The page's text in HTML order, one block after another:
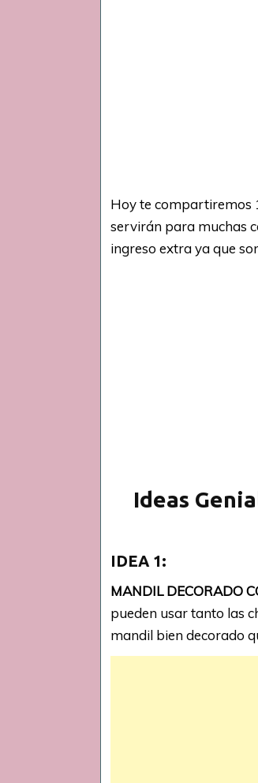
Hoy te compartiremos
servirán para muchas
ingreso extra ya que
Ideas
IDEA 1:
MANDIL DECORADO
pueden usar tanto las
mandil bien decorado